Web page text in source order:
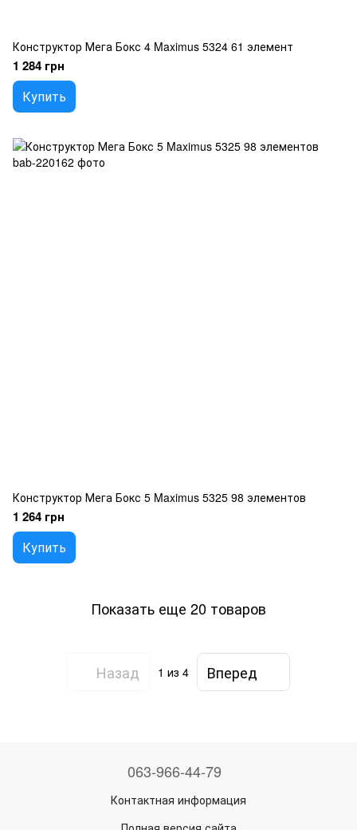
Конструктор Мега Бокс 4 Maximus 5324 61 элемент
1 284 грн
Купить
Конструктор Мега Бокс 5 Maximus 5325 98 элементов
1 264 грн
Купить
Показать еще 20 товаров
Назад 1 из 4 Вперед
063-966-44-79
Контактная информация